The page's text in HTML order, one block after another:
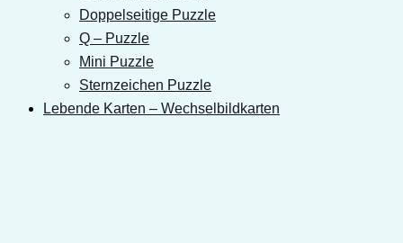
Doppelseitige Puzzle
Q – Puzzle
Mini Puzzle
Sternzeichen Puzzle
Lebende Karten – Wechselbildkarten